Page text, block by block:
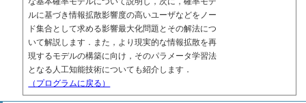
ルに基づき情報拡散影響度の高いユーザなどをノー
ド集合として求める影響最大化問題とその解法につ
いて解説します．また，より現実的な情報拡散を再
現するモデルの構築に向け，そのパラメータ学習法
となる人工知能技術についても紹介します．
（プログラムに戻る）